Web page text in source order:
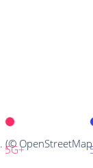
5G+
(© OpenStreetMap